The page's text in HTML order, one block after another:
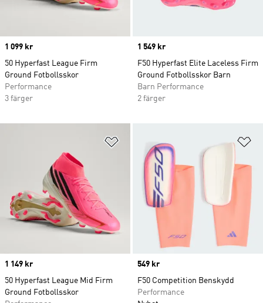
Price
1 099 kr
50 Hyperfast League Firm
Ground Fotbollsskor
Performance
3 färger
Price
1 549 kr
F50 Hyperfast Elite Laceless Firm
Ground Fotbollsskor Barn
Barn Performance
2 färger
Price
1 149 kr
50 Hyperfast League Mid Firm
Ground Fotbollsskor
Price
549 kr
F50 Competition Benskydd
Performance